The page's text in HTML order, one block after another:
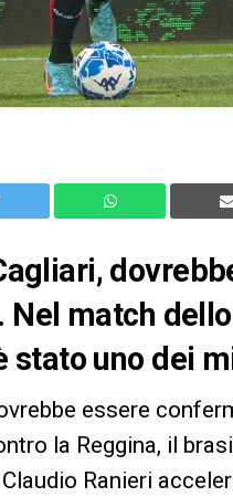
match
stato uno dei
essere
la Reggina, il
Ranieri